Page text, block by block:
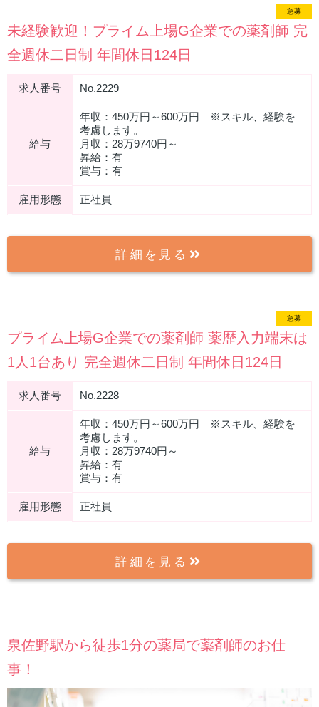
急募
未経験歓迎！プライム上場G企業での薬剤師 完
全週休二日制 年間休日124日
求人番号 No.2229
給与
年収：450万円～600万円 ※スキル、経験を
考慮します。
月収：28万9740円～
昇給：有
賞与：有
雇用形態 正社員
詳細を見る
急募
プライム上場G企業での薬剤師 薬歴入力端末は
1人1台あり 完全週休二日制 年間休日124日
求人番号 No.2228
給与
年収：450万円～600万円 ※スキル、経験を
考慮します。
月収：28万9740円～
昇給：有
賞与：有
雇用形態 正社員
詳細を見る
泉佐野駅から徒歩1分の薬局で薬剤師のお仕
事！